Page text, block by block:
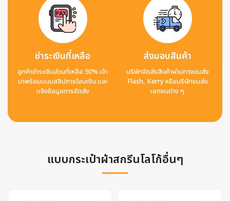
ชำระเงินที่เหลือ
ลูกค้าชำระเงินส่วนที่เหลือ 50% เข้า
มาพร้อมแนบสลิปการโอนเงิน และ
แจ้งข้อมูลการจัดส่ง
ส่งมอบสินค้า
บริษัทจัดส่งสินค้าผ่านทางขนส่ง
Flash, Kerry หรือบริษัทขนส่ง
เอกชนต่าง ๆ
แบบกระเป๋าผ้าสกรีนโลโก้อื่นๆ